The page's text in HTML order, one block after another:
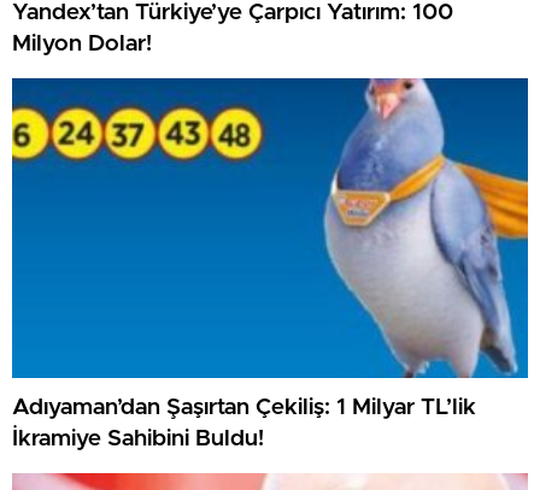
Yandex’tan Türkiye’ye Çarpıcı Yatırım: 100
Milyon Dolar!
Adıyaman’dan Şaşırtan Çekiliş: 1 Milyar TL’lik
İkramiye Sahibini Buldu!